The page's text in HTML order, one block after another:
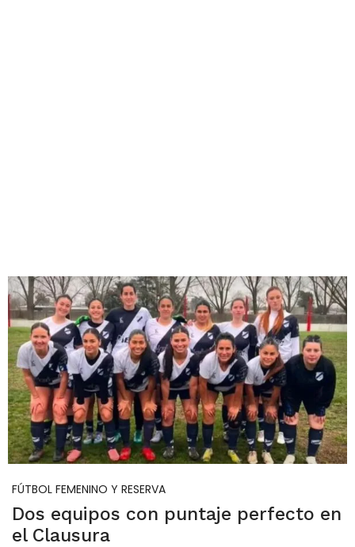
FÚTBOL FEMENINO Y RESERVA
Dos equipos con puntaje perfecto en
el Clausura